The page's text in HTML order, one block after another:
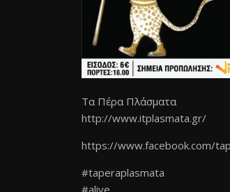
Tα Πέρα Πλάσματα
http://www.itplasmata.gr/
https://www.facebook.com/
#taperaplasmata
#alive